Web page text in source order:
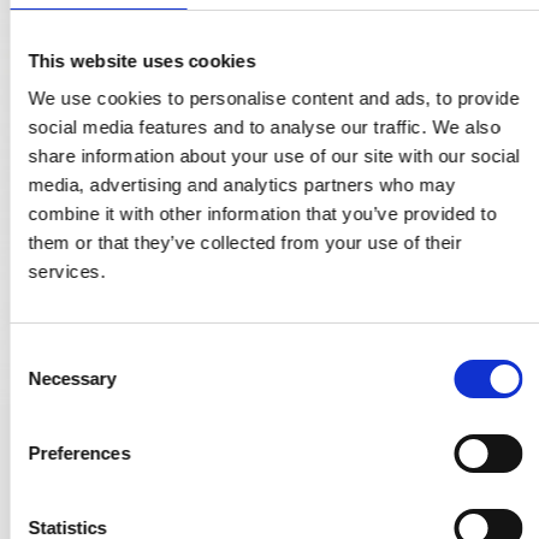
This website uses cookies
We use cookies to personalise content and ads, to provide
social media features and to analyse our traffic. We also
share information about your use of our site with our social
media, advertising and analytics partners who may
combine it with other information that you’ve provided to
them or that they’ve collected from your use of their
services.
Necessary
Preferences
Statistics
Arne Jacobsen Türgriff - AJ97 Griff - Messing - Kleines Modell